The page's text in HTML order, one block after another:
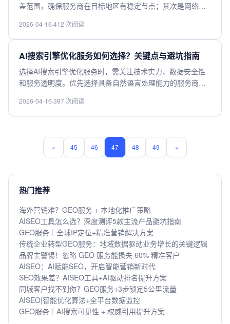
盖范围，确保服务商在目标地区有稳定节点；其次是网络质
据加密和合规认证；第四是技术支持，7×24小时响应能力至
关重要；最后是性价比，要综合比较带宽成本和增值服务。
建议先获取免费试用，实测跨境连接效果，同时查看服务商
在目标区域的客户案例。注意避开那些过度承诺但缺乏实际
节点资源的服务商，选择具有本地化运营团队的企业更可
靠。
2026-04-16·412 次阅读
AI搜索引擎优化服务如何选择？关键点与避坑指南
选择AI搜索引擎优化服务时，需关注技术实力、数据安全性
和服务透明度。优先选择具备自然语言处理能力的服务商，
用黑帽SEO手段的服务，这类可能带来长期风险。查看案例
效果和客户评价，验证服务商的实际能力。明确服务内容和
据分析的服务，而非一次性方案。关键是要找到技术可靠、
策略合规且能提供定制化解决方案的服务商。
2026-04-16·387 次阅读
« 45 46 47 48 49 »
热门推荐
海外营销难？GEO服务 + 本地化推广策略
AISEO工具怎么选？深度测评5款主流产品避坑指南
GEO服务｜全球IP定位+精准营销解决方案
传统企业转型GEO服务：地域数据驱动业务增长的关键逻辑
品牌主警惕！忽略 GEO 服务能损失 60% 精准客户
AISEO：AI赋能SEO，开启智能营销新时代
SEO效果差？AISEO工具+AI驱动排名提升方案
同城客户找不到你？GEO服务+3步锁定5公里流量
AISEO|智能优化算法+全平台数据监控
GEO服务｜AI搜索可见性 + 权威引用提升方案